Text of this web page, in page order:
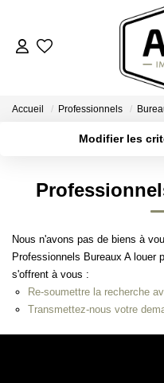
Nos
Nos
Accueil Professionnels
Modifier les
Type de bien
Budget max
Nous n'avons pas de biens à
Professionnels Bureaux A louer
s'offrent à vous :
Re-soumettre la recherche
Transmettez-nous votre